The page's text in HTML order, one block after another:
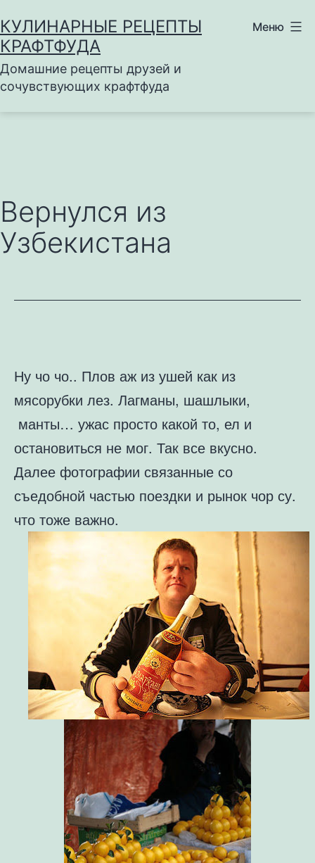
к
содержимому
КУЛИНАРНЫЕ РЕЦЕПТЫ
КРАФТФУДА
Домашние рецепты друзей и
сочувствующих крафтфуда
Меню
Вернулся из
Узбекистана
Ну чо чо.. Плов аж из ушей как из
мясорубки лез. Лагманы, шашлыки,
манты… ужас просто какой то, ел и
остановиться не мог. Так все вкусно.
Далее фотографии связанные со
съедобной частью поездки и рынок чор су.
что тоже важно.